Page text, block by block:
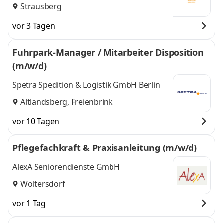
Strausberg
vor 3 Tagen
Fuhrpark-Manager / Mitarbeiter Disposition
(m/w/d)
Spetra Spedition & Logistik GmbH Berlin
Altlandsberg, Freienbrink
vor 10 Tagen
Pflegefachkraft & Praxisanleitung (m/w/d)
AlexA Seniorendienste GmbH
Woltersdorf
vor 1 Tag